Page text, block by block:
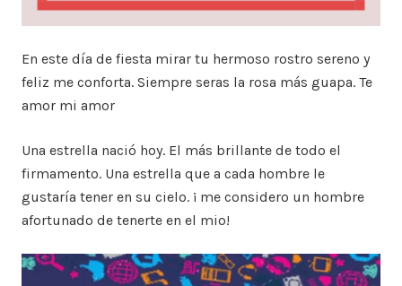
En este día de fiesta mirar tu hermoso rostro sereno y
feliz me conforta. Siempre seras la rosa más guapa. Te
amor mi amor
Una estrella nació hoy. El más brillante de todo el
firmamento. Una estrella que a cada hombre le
gustaría tener en su cielo. ¡ me considero un hombre
afortunado de tenerte en el mio!